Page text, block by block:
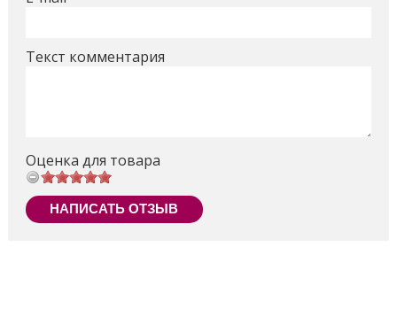
Текст комментария
Оценка для товара
НАПИСАТЬ ОТЗЫВ